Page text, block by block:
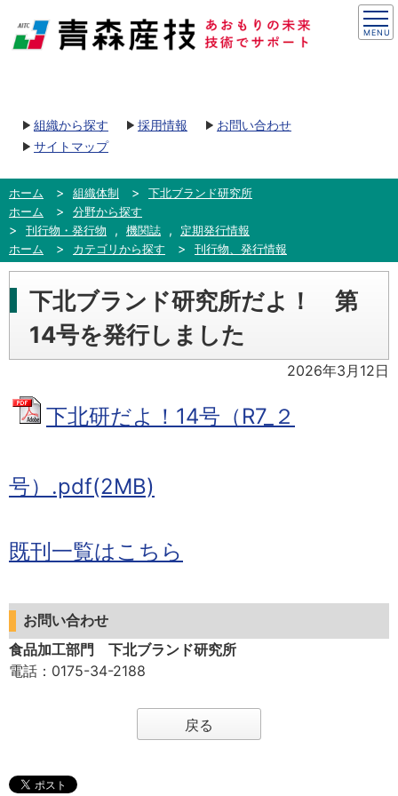
組織から探す 採用情報
お問い合わせ
サイトマップ
ホーム 組織体制
下北ブランド研究所
ホーム
分野から探す
刊行物・発行物
, 機関誌 ,
定期発行情報
ホーム
カテゴリから探す 刊行物、発行情報
下北ブランド研究所だよ！ 第
14号を発行しました
2026年3月12日
下北研だよ！14号（R7_２
号）.pdf(2MB)
既刊一覧はこちら
お問い合わせ
食品加工部門 下北ブランド研究所
電話 ：0175-34-2188
戻る